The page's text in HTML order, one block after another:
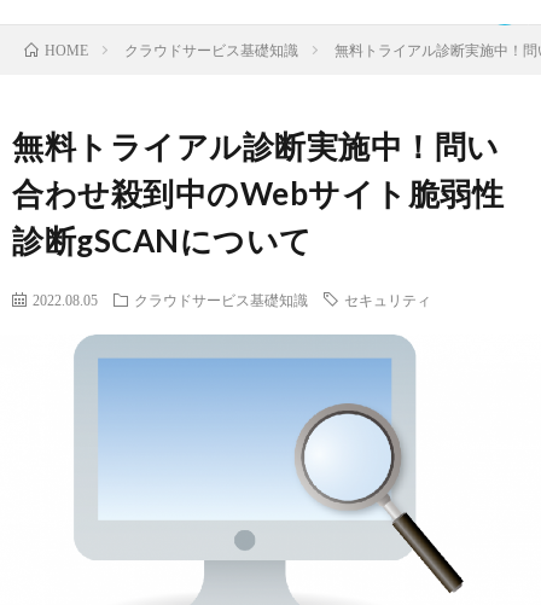
HOME クラウドサービス基礎知識 無料トライアル診断実施中！
無料トライアル診断実施中！問い
合わせ殺到中のWebサイト脆弱性
診断gSCANについて
2022.08.05 クラウドサービス基礎知識 セキュリティ